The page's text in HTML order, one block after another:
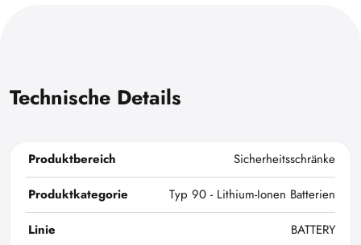
Technische Details
Produktbereich
Sicherheitsschränke
Produktkategorie
Typ 90 - Lithium-Ionen Batterien
Linie
BATTERY